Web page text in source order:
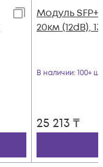
Модуль SFP+
20км (12dB),
В наличии: 100+ шт
25 213 ₸